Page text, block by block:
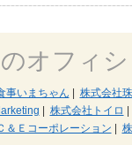
オフィ
事いまちゃん | 株式会社
| 株式会社トイロ |
＆Ｅコーポレーション |